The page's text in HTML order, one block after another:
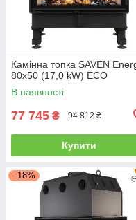
Камінна топка SAVEN
80х50 (17,0 kW) ECO
В наявності
77 745 ₴ 94 812 ₴
Купити
–18%